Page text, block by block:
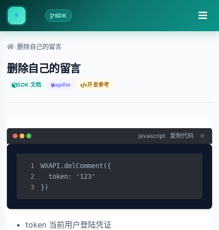
⚡ SDK
删除自己的留言
删除自己的留言
SDK 文档 apifm 开发参考
javascript 复制代码
WXAPI.delComment({
  token: '123'
})
token 当前用户登陆凭证